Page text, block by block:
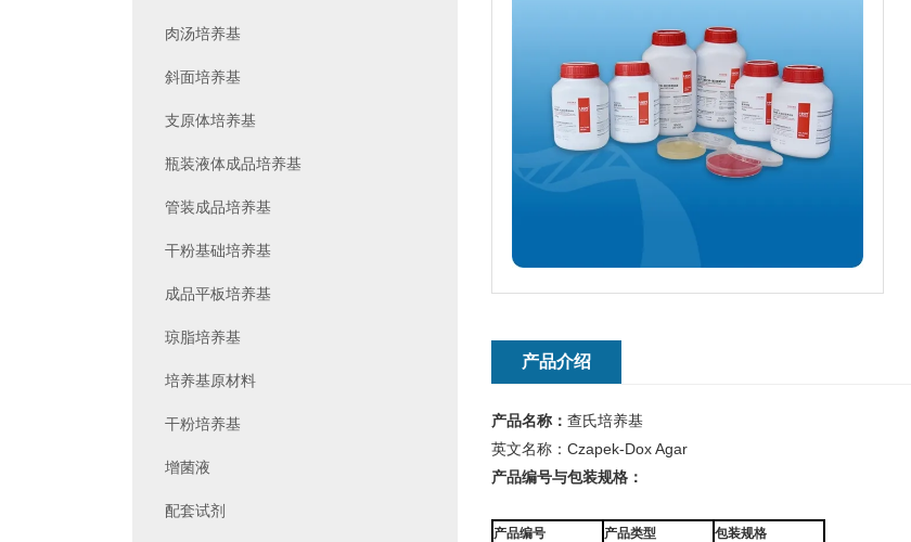
产品介绍
产品名称： 查氏培养基
英文名称：Czapek-Dox Agar
产品编号与包装规格：
产品编号 产品类型
包装规格
肉汤培养基
斜面培养基
支原体培养基
瓶装液体成品培养基
管装成品培养基
干粉基础培养基
成品平板培养基
琼脂培养基
培养基原材料
干粉培养基
增菌液
配套试剂